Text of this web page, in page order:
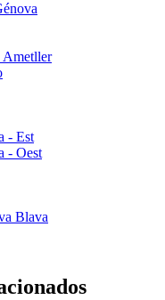
Ametller
- Est
- Oest
Blava